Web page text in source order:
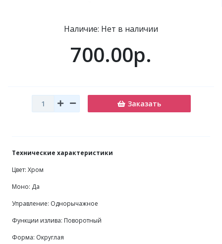
Наличие: Нет в наличии
700.00р.
Заказать
Технические характеристики
Цвет: Хром
Моно: Да
Управление: Однорычажное
Функции излива: Поворотный
Форма: Округлая